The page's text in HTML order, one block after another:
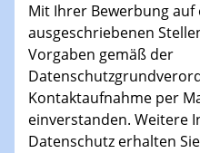
Mit Ihrer Bewerbung auf
ausgeschriebenen
Vorgaben gemäß der
Kontaktaufnahme per
einverstanden. Weitere
Datenschutz erhalten Sie